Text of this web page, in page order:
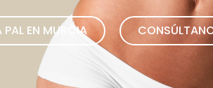
EN MURCIA